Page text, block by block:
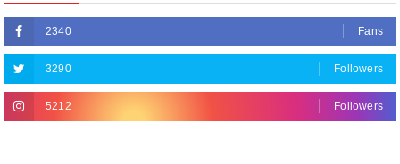
2340 Fans
3290 Followers
5212 Followers